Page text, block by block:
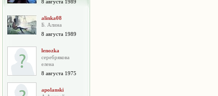
8 августа 1989
alinka08
Б. Алина
8 августа 1989
lenozka
серебрякова
елена
8 августа 1975
apolanski